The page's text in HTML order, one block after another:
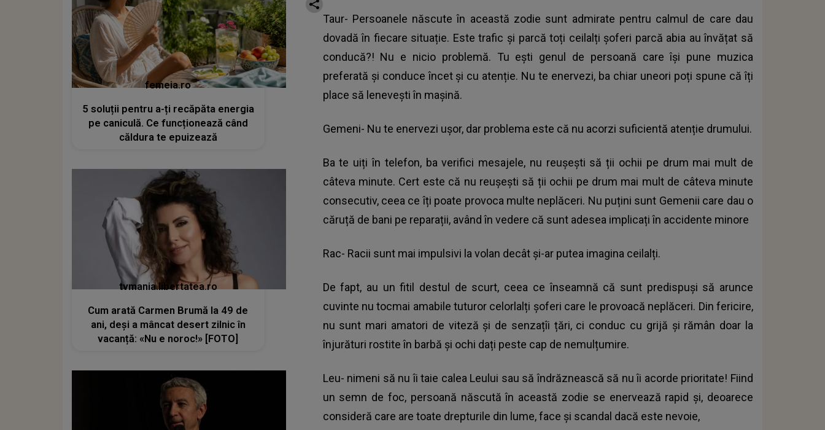
Taur- Persoanele născute în această zodie sunt admirate pentru calmul de care dau
dovadă în fiecare situație. Este trafic și parcă toți ceilalți șoferi parcă abia au învățat să
conducă?! Nu e nicio problemă. Tu ești genul de persoană care își pune muzica
preferată și conduce încet și cu atenție. Nu te enervezi, ba chiar uneori poți spune că îți
place să lenevești în mașină.
Gemeni- Nu te enervezi ușor, dar problema este că nu acorzi suficientă atenție drumului.
Ba te uiți în telefon, ba verifici mesajele, nu reușești să ții ochii pe drum mai mult de
câteva minute. Cert este că nu reușești să ții ochii pe drum mai mult de câteva minute
consecutiv, ceea ce îți poate provoca multe neplăceri. Nu puțini sunt Gemenii care dau o
căruță de bani pe reparații, având în vedere că sunt adesea implicați în accidente minore
Rac- Racii sunt mai impulsivi la volan decât și-ar putea imagina ceilalți.
De fapt, au un fitil destul de scurt, ceea ce înseamnă că sunt predispuși să arunce
cuvinte nu tocmai amabile tuturor celorlalți șoferi care le provoacă neplăceri. Din fericire,
nu sunt mari amatori de viteză și de senzațîi țări, ci conduc cu grijă și rămân doar la
înjurături rostite în barbă și ochi dați peste cap de nemulțumire.
Leu- nimeni să nu îi taie calea Leului sau să îndrăznească să nu îi acorde prioritate! Fiind
un semn de foc, persoană născută în această zodie se enervează rapid și, deoarece
consideră care are toate drepturile din lume, face și scandal dacă este nevoie,
femeia.ro
5 soluții pentru a-ți recăpăta energia
pe caniculă. Ce funcționează când
căldura te epuizează
tvmania.libertatea.ro
Cum arată Carmen Brumă la 49 de
ani, deși a mâncat desert zilnic în
vacanță: «Nu e noroc!» [FOTO]